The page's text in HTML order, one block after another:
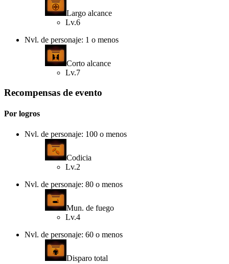
Largo alcance
Lv.6
Nvl. de personaje: 1 o menos
Corto alcance
Lv.7
Recompensas de evento
Por logros
Nvl. de personaje: 100 o menos
Codicia
Lv.2
Nvl. de personaje: 80 o menos
Mun. de fuego
Lv.4
Nvl. de personaje: 60 o menos
Disparo total